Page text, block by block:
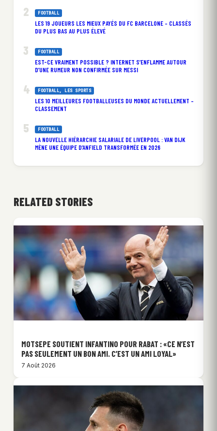
FOOTBALL
LES 19 JOUEURS LES MIEUX PAYÉS DU FC BARCELONE – CLASSÉS
DU PLUS BAS AU PLUS ÉLEVÉ
FOOTBALL
EST-CE VRAIMENT POSSIBLE ? INTERNET S’ENFLAMME AUTOUR
D’UNE RUMEUR NON CONFIRMÉE SUR MESSI
FOOTBALL, LES SPORTS
LES 10 MEILLEURES FOOTBALLEUSES DU MONDE ACTUELLEMENT –
CLASSEMENT
FOOTBALL
LA NOUVELLE HIÉRARCHIE SALARIALE DE LIVERPOOL : VAN DIJK
MÈNE UNE ÉQUIPE D’ANFIELD TRANSFORMÉE EN 2026
RELATED STORIES
MOTSEPE SOUTIENT INFANTINO POUR RABAT : «CE N’EST
PAS SEULEMENT UN BON AMI. C’EST UN AMI LOYAL»
7 Août 2026